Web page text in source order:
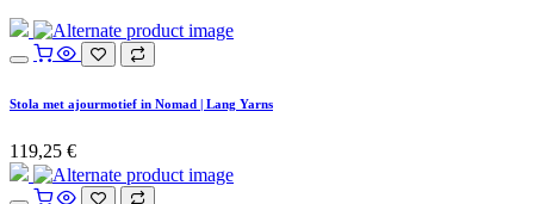
Stola met ajourmotief in Nomad | Lang Yarns
119,25 €